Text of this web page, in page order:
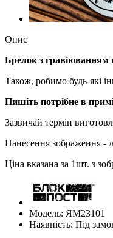
Опис
Брелок з гравіюванням
Також, робимо будь-які
Пишіть потрібне в
Зазвичай термін
Нанесення зображення -
Ціна вказана за 1шт. з
Модель: ЯМ23101
Наявність: Під